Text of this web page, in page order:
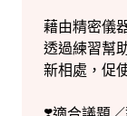
藉由精密儀
透過練習幫
新相處，促